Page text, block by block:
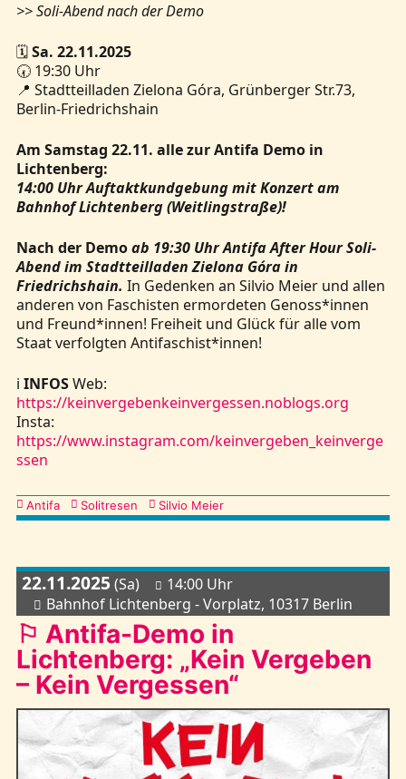
>> Soli-Abend nach der Demo
🗓️Sa. 22.11.2025
🕢 19:30 Uhr
📍 Stadtteilladen Zielona Góra, Grünberger Str.73,
Berlin-Friedrichshain
Am Samstag 22.11. alle zur Antifa Demo in
Lichtenberg:
14:00 Uhr Auftaktkundgebung mit Konzert am
Bahnhof Lichtenberg (Weitlingstraße)!
Nach der Demoab 19:30 Uhr Antifa After Hour Soli-
Abend im Stadtteilladen Zielona Góra in
Friedrichshain. In Gedenken an Silvio Meier und allen
anderen von Faschisten ermordeten Genoss*innen
und Freund*innen! Freiheit und Glück für alle vom
Staat verfolgten Antifaschist*innen!
ℹ️ INFOSWeb:
https://keinvergebenkeinvergessen.noblogs.org
Insta:
https://www.instagram.com/keinvergeben_keinverge
ssen
Kategorien
Antifa Solitresen Silvio Meier
22.11.2025 (Sa)
14:00 Uhr
Bahnhof Lichtenberg - Vorplatz, 10317 Berlin
⚐ Antifa-Demo in
Lichtenberg: „Kein Vergeben
– Kein Vergessen“